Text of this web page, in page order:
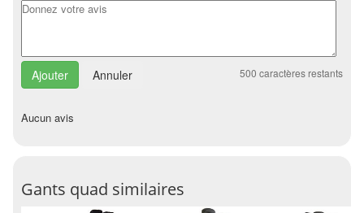
Annuler 500 caractères restants
Aucun avis
Gants quad similaires